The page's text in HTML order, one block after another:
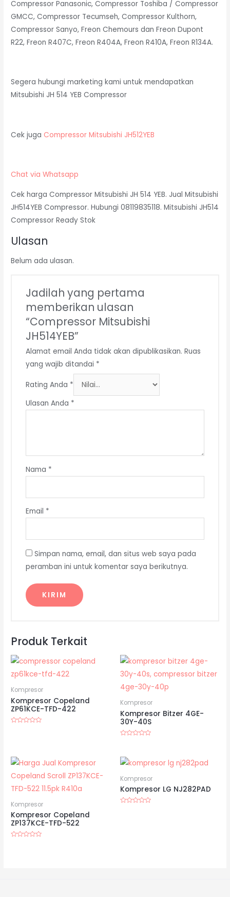
Compressor Panasonic, Compressor Toshiba / Compressor
GMCC, Compressor Tecumseh, Compressor Kulthorn,
Compressor Sanyo, Freon Chemours dan Freon Dupont
R22, Freon R407C, Freon R404A, Freon R410A, Freon R134A.
Segera hubungi marketing kami untuk mendapatkan
Mitsubishi JH 514 YEB Compressor
Cek juga Compressor Mitsubishi JH512YEB
Chat via Whatsapp
Cek harga Compressor Mitsubishi JH 514 YEB. Jual Mitsubishi
JH514YEB Compressor. Hubungi 08119835118. Mitsubishi JH514
Compressor Ready Stok
Ulasan
Belum ada ulasan.
Jadilah yang pertama
memberikan ulasan
“Compressor Mitsubishi
JH514YEB”
Alamat email Anda tidak akan dipublikasikan. Ruas
yang wajib ditandai *
Rating Anda *
Ulasan Anda *
Nama *
Email *
Simpan nama, email, dan situs web saya pada
peramban ini untuk komentar saya berikutnya.
Produk Terkait
Kompresor
Kompresor Copeland
ZP61KCE-TFD-422
Kompresor
Kompresor Bitzer 4GE-
30Y-40S
5
Kompresor
Kompresor Copeland
ZP137KCE-TFD-522
Kompresor
Kompresor LG NJ282PAD